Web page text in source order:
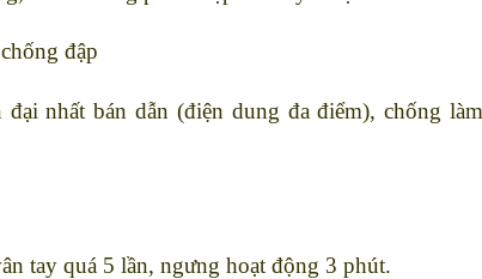
đập
nhất bán dẫn (điện dung đa điểm), chống
tay quá 5 lần, ngưng hoạt động 3 phút.